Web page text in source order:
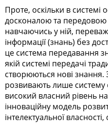
Проте, оскільки в системі
досконалою та
навчаючись у ній,
інформації (знань) без
це система передавання
якій системі передачі
створюються нові знання.
розвивають лише систему
високий власний рівень
інноваційну модель
інтелектуальної